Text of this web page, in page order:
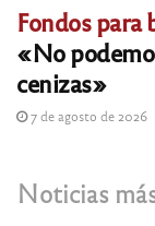
Fondos para
«No
cenizas»
7 de agosto de 2026
Noticias